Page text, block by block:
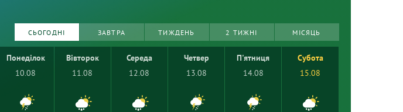
СЬОГОДНІ ЗАВТРА ТИЖДЕНЬ 2 ТИЖНІ МІСЯЦЬ
Понеділок
10.08
Вівторок
11.08
Середа
12.08
Четвер
13.08
П'ятниця
14.08
Субота
15.08